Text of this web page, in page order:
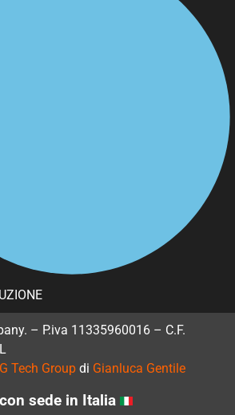
– P.iva 11335960016 – C.F.
G Tech Group di Gianluca Gentile
sede in Italia